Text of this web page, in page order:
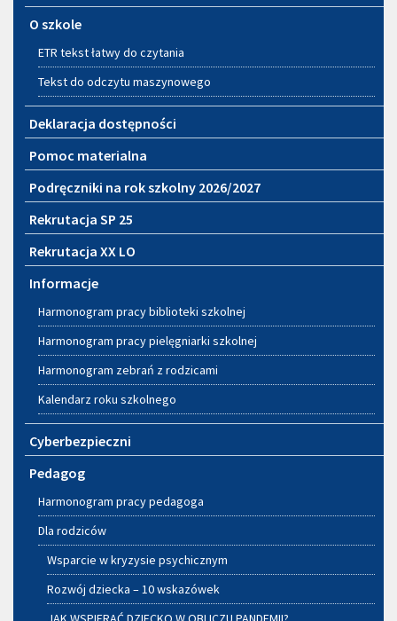
O szkole
ETR tekst łatwy do czytania
Tekst do odczytu maszynowego
Deklaracja dostępności
Pomoc materialna
Podręczniki na rok szkolny 2026/2027
Rekrutacja SP 25
Rekrutacja XX LO
Informacje
Harmonogram pracy biblioteki szkolnej
Harmonogram pracy pielęgniarki szkolnej
Harmonogram zebrań z rodzicami
Kalendarz roku szkolnego
Cyberbezpieczni
Pedagog
Harmonogram pracy pedagoga
Dla rodziców
Wsparcie w kryzysie psychicznym
Rozwój dziecka – 10 wskazówek